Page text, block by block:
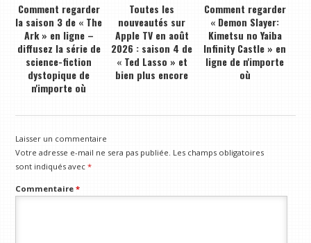
Comment regarder
la saison 3 de « The
Ark » en ligne –
diffusez la série de
science-fiction
dystopique de
n'importe où
Toutes les
nouveautés sur
Apple TV en août
2026 : saison 4 de
« Ted Lasso » et
bien plus encore
Comment regarder
« Demon Slayer:
Kimetsu no Yaiba
Infinity Castle » en
ligne de n'importe
où
Laisser un commentaire
Votre adresse e-mail ne sera pas publiée. Les champs obligatoires
sont indiqués avec*
Commentaire*